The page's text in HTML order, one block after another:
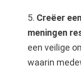
5. Creëer
meningen
een veilige
waarin